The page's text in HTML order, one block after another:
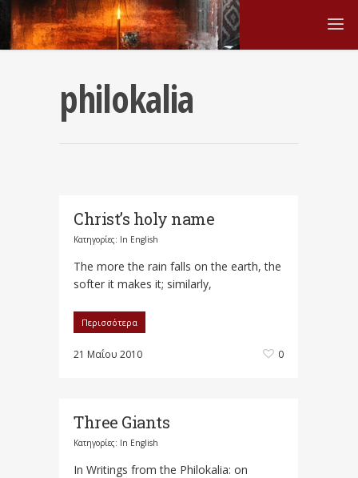
philokalia
Christ’s holy name
Κατηγορίες: In English
The more the rain falls on the earth, the
softer it makes it; similarly,
Περισσότερα
21 Μαΐου 2010 0
Three Giants
Κατηγορίες: In English
In Writings from the Philokalia: on